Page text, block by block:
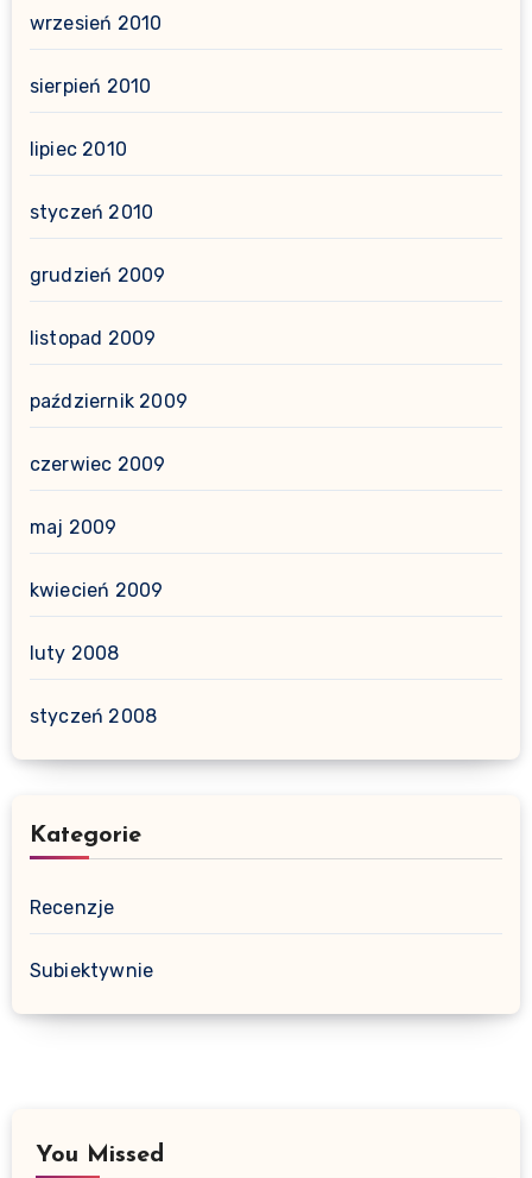
wrzesień 2010
sierpień 2010
lipiec 2010
styczeń 2010
grudzień 2009
listopad 2009
październik 2009
czerwiec 2009
maj 2009
kwiecień 2009
luty 2008
styczeń 2008
Kategorie
Recenzje
Subiektywnie
You Missed